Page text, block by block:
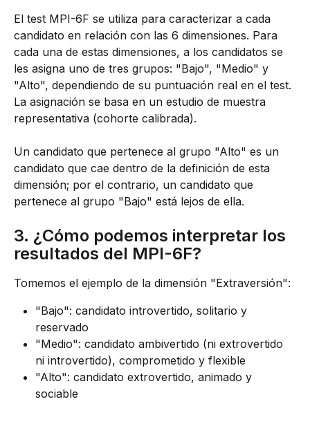
El test MPI-6F se utiliza para caracterizar a cada
candidato en relación con las 6 dimensiones. Para
cada una de estas dimensiones, a los candidatos se
les asigna uno de tres grupos: "Bajo", "Medio" y
"Alto", dependiendo de su puntuación real en el test.
La asignación se basa en un estudio de muestra
representativa (cohorte calibrada).
Un candidato que pertenece al grupo "Alto" es un
candidato que cae dentro de la definición de esta
dimensión; por el contrario, un candidato que
pertenece al grupo "Bajo" está lejos de ella.
3. ¿Cómo podemos interpretar los
resultados del MPI-6F?
Tomemos el ejemplo de la dimensión "Extraversión":
"Bajo": candidato introvertido, solitario y
reservado
"Medio": candidato ambivertido (ni extrovertido
ni introvertido), comprometido y flexible
"Alto": candidato extrovertido, animado y
sociable